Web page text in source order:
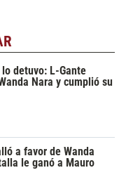
detuvo: L-Gante
Nara y cumplió su
a favor de Wanda
le ganó a Mauro